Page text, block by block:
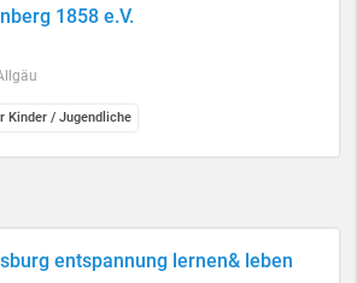
1858 e.V.
Kinder / Jugendliche
entspannung lernen& leben